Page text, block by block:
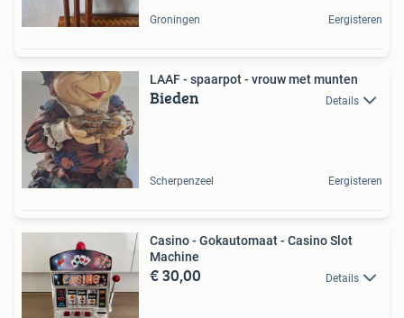
Groningen Eergisteren
LAAF - spaarpot - vrouw met munten
Bieden Details
Scherpenzeel Eergisteren
Casino - Gokautomaat - Casino Slot
Machine
€ 30,00 Details